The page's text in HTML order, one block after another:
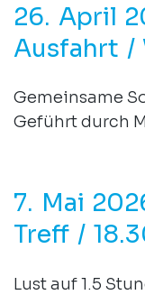
26. April
Ausfahrt /
Gemeinsame
Geführt durch
7. Mai
Treff /
Lust auf 1.5